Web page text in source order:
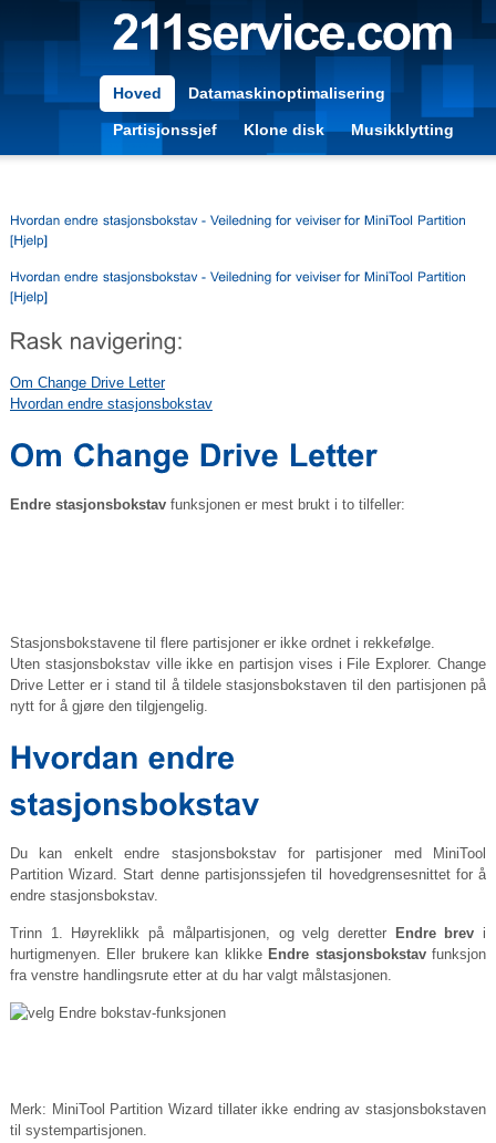
Hoved Datamaskinoptimalisering
Partisjonssjef Klone disk Musikklytting
Om Change Drive Letter
Hvordan endre stasjonsbokstav
Endre stasjonsbokstavfunksjonen er mest brukt i to tilfeller:
Stasjonsbokstavene til flere partisjoner er ikke ordnet i rekkefølge.
Uten stasjonsbokstav ville ikke en partisjon vises i File Explorer. Change
Drive Letter er i stand til å tildele stasjonsbokstaven til den partisjonen på
nytt for å gjøre den tilgjengelig.
Du kan enkelt endre stasjonsbokstav for partisjoner med MiniTool
Partition Wizard. Start denne partisjonssjefen til hovedgrensesnittet for å
endre stasjonsbokstav.
Trinn 1. Høyreklikk på målpartisjonen, og velg deretter Endre brev i
hurtigmenyen. Eller brukere kan klikke Endre stasjonsbokstavfunksjon
fra venstre handlingsrute etter at du har valgt målstasjonen.
Merk: MiniTool Partition Wizard tillater ikke endring av stasjonsbokstaven
til systempartisjonen.